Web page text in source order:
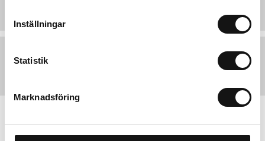
Inställningar
Statistik
Marknadsföring
Vem betalar frakten vid retur?